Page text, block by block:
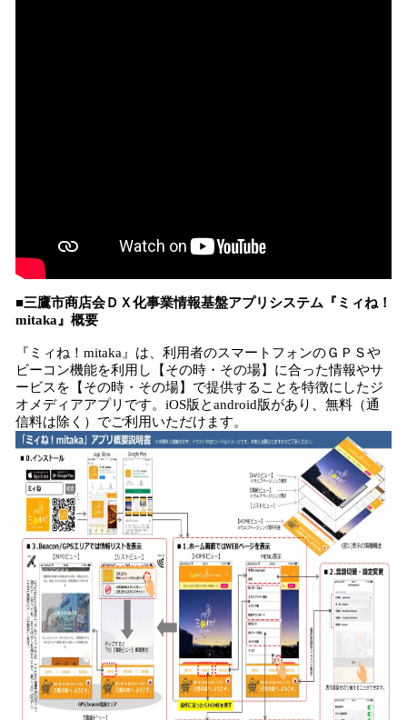
■三鷹市商店会ＤＸ化事業情報基盤アプリシステム『ミィね！
mitaka』概要
『ミィね！mitaka』は、利用者のスマートフォンのＧＰＳや
ビーコン機能を利用し【その時・その場】に合った情報やサ
ービスを【その時・その場】で提供することを特徴にしたジ
オメディアアプリです。iOS版とandroid版があり、無料（通
信料は除く）でご利用いただけます。